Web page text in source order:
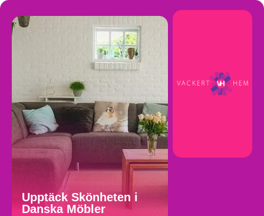
Upptäck Skönheten i
Danska Möbler